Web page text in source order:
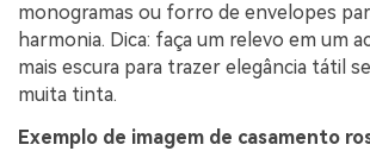
monogramas ou forro de envelopes
harmonia. Dica: faça um relevo em um
mais escura para trazer elegância tátil
muita tinta.
Exemplo de imagem de casamento